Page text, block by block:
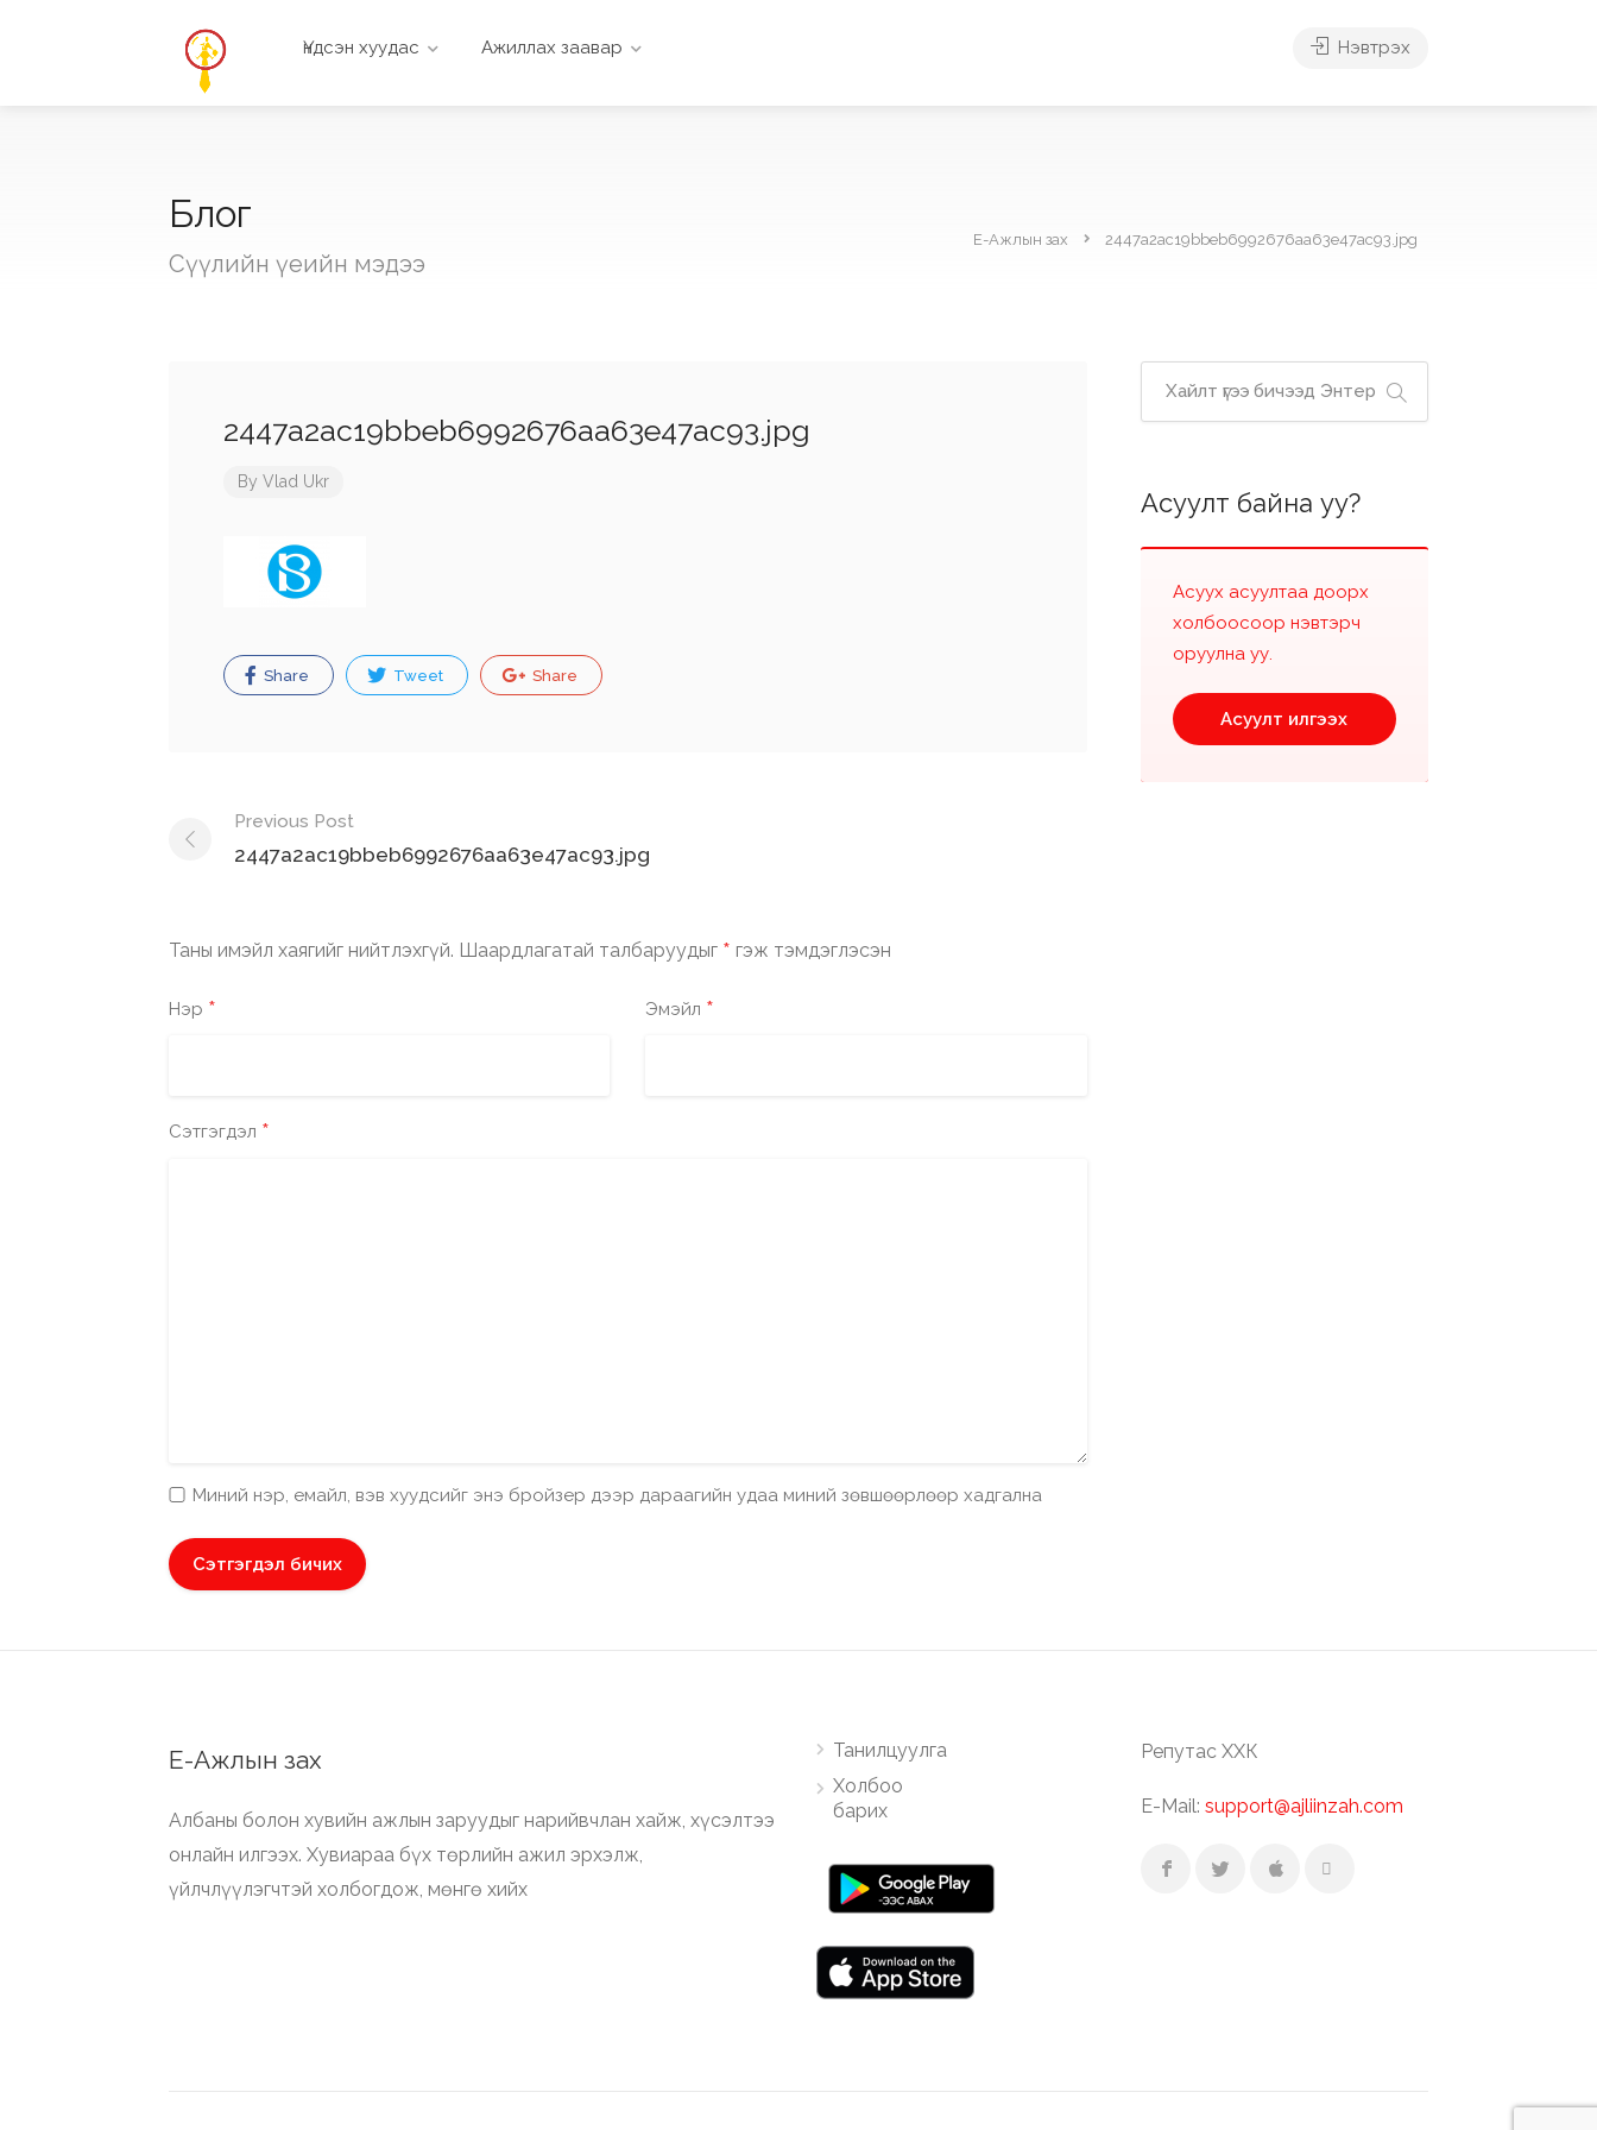
Үндсэн хуудас Ажиллах заавар Нэвтрэх
Блог
Сүүлийн үеийн мэдээ
Е-Ажлын зах 2447a2ac19bbeb6992676aa63e47ac93.jpg
2447a2ac19bbeb6992676aa63e47ac93.jpg
By Vlad Ukr
Share Tweet Share
Post
navigation
Previous Post
2447a2ac19bbeb6992676aa63e47ac93.jpg
Таны имэйл хаягийг нийтлэхгүй. Шаардлагатай талбаруудыг * гэж тэмдэглэсэн
Нэр * Эмэйл *
Сэтгэгдэл *
Миний нэр, емайл, вэв хуудсийг энэ бройзер дээр дараагийн удаа миний зөвшөөрлөөр хадгална
Асуулт байна уу?
Асуух асуултаа доорх
холбоосоор нэвтэрч
оруулна уу.
Асуулт илгээх
Е-Ажлын зах
Албаны болон хувийн ажлын заруудыг нарийвчлан хайж, хүсэлтээ
онлайн илгээх. Хувиараа бүх төрлийн ажил эрхэлж,
үйлчлүүлэгчтэй холбогдож, мөнгө хийх
Танилцуулга
Холбоо
барих
Репутас ХХК
E-Mail: support@ajliinzah.com